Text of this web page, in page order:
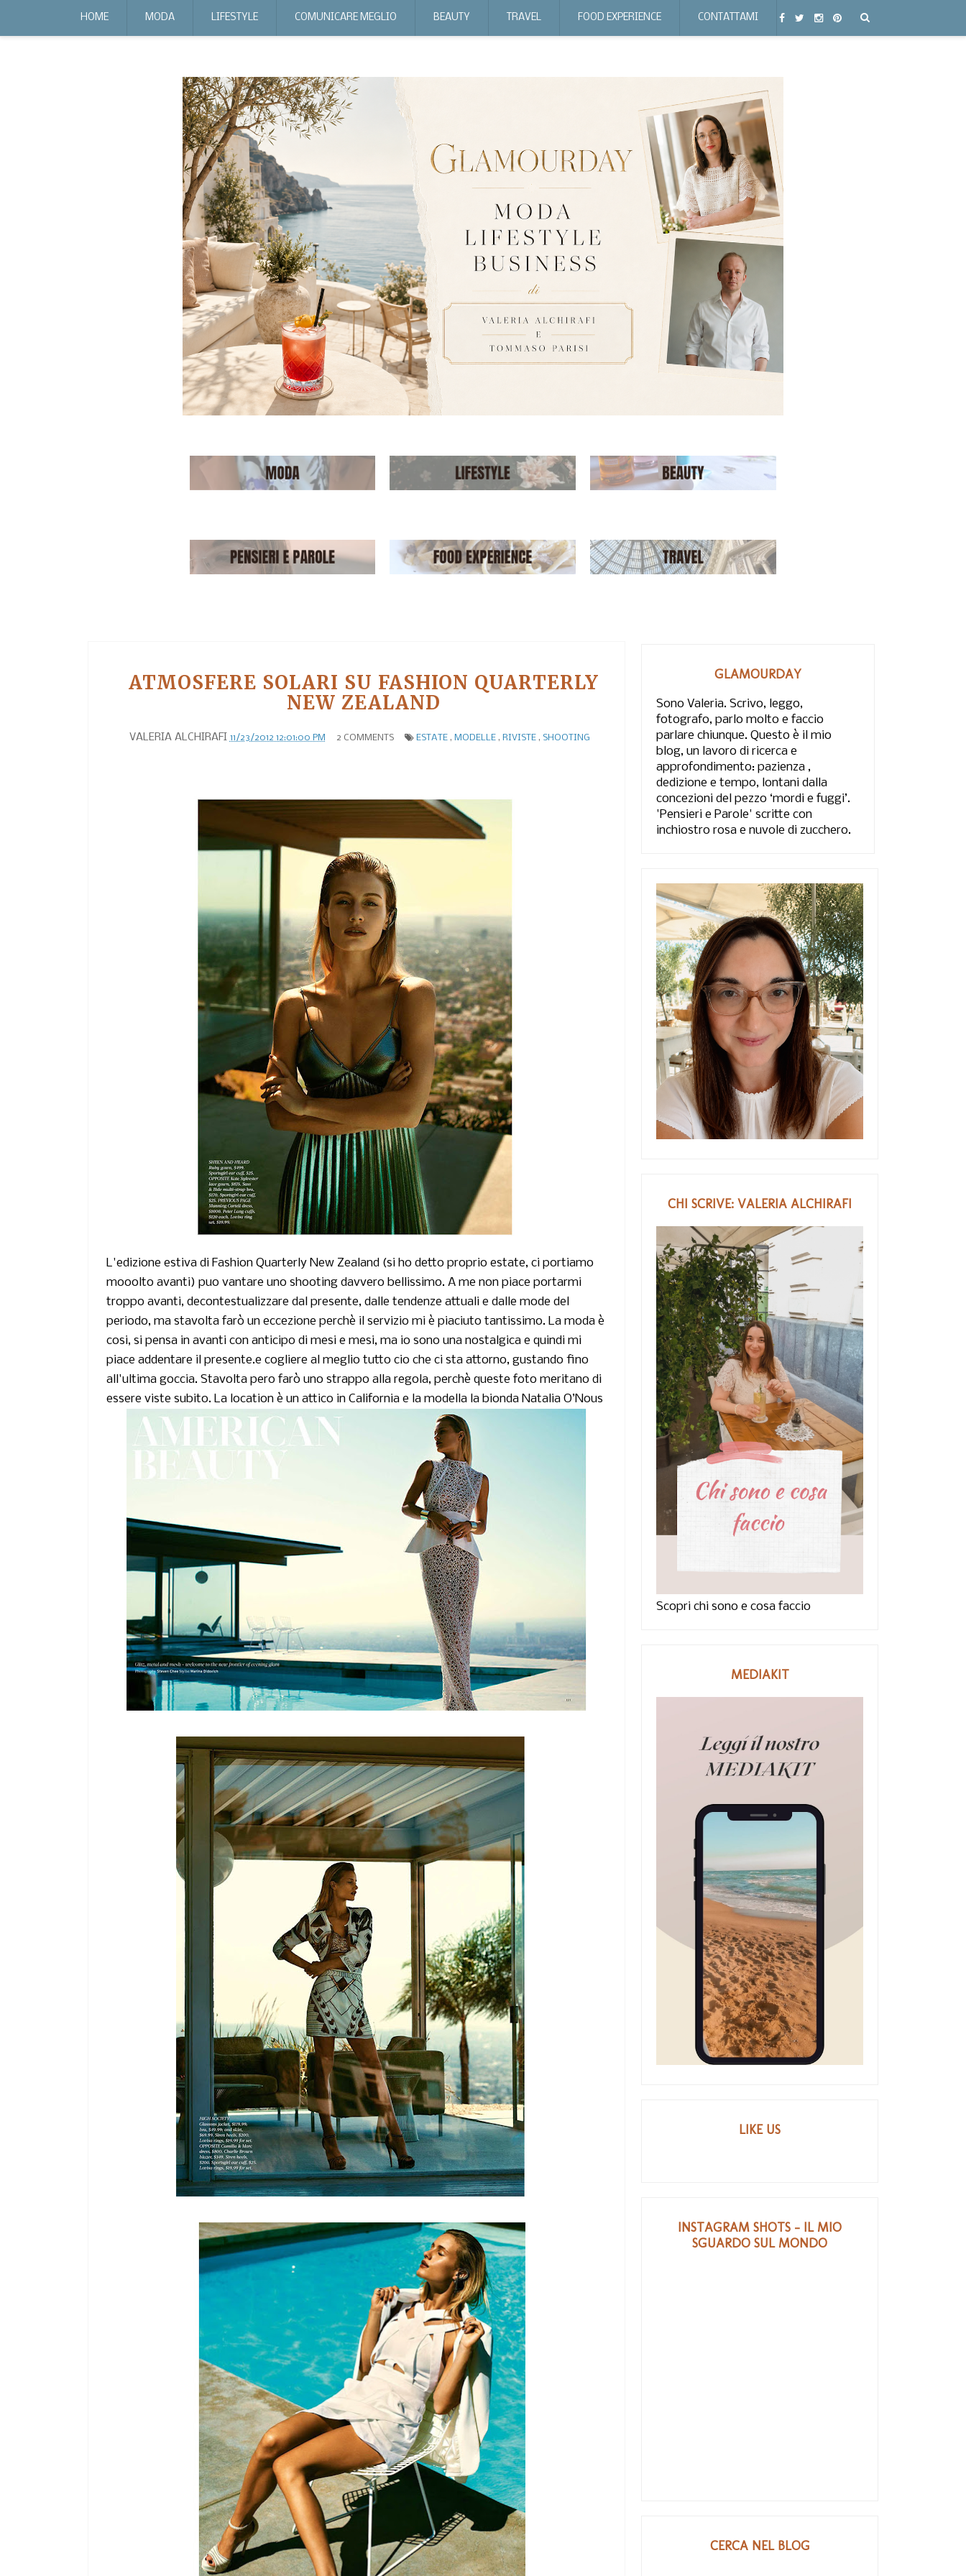
HOME MODA LIFESTYLE COMUNICARE MEGLIO BEAUTY TRAVEL FOOD EXPERIENCE CONTATTAMI
ATMOSFERE SOLARI SU FASHION QUARTERLY
NEW ZEALAND
VALERIA ALCHIRAFI 11/23/2012 12:01:00 PM 2 COMMENTS ESTATE, MODELLE, RIVISTE, SHOOTING
L'edizione estiva di Fashion Quarterly New Zealand (si ho detto proprio estate, ci portiamo
mooolto avanti) puo vantare uno shooting davvero bellissimo. A me non piace portarmi
troppo avanti, decontestualizzare dal presente, dalle tendenze attuali e dalle mode del
periodo, ma stavolta farò un eccezione perchè il servizio mi è piaciuto tantissimo. La moda è
cosi, si pensa in avanti con anticipo di mesi e mesi, ma io sono una nostalgica e quindi mi
piace addentare il presente.e cogliere al meglio tutto cio che ci sta attorno, gustando fino
all'ultima goccia. Stavolta pero farò uno strappo alla regola, perchè queste foto meritano di
essere viste subito. La location è un attico in California e la modella la bionda Natalia O’Nous
GLAMOURDAY
Sono Valeria. Scrivo, leggo,
fotografo, parlo molto e faccio
parlare chiunque. Questo è il mio
blog, un lavoro di ricerca e
approfondimento: pazienza ,
dedizione e tempo, lontani dalla
concezioni del pezzo ‘mordi e fuggi’.
'Pensieri e Parole' scritte con
inchiostro rosa e nuvole di zucchero.
CHI SCRIVE: VALERIA ALCHIRAFI
Scopri chi sono e cosa faccio
MEDIAKIT
LIKE US
INSTAGRAM SHOTS - IL MIO
SGUARDO SUL MONDO
CERCA NEL BLOG